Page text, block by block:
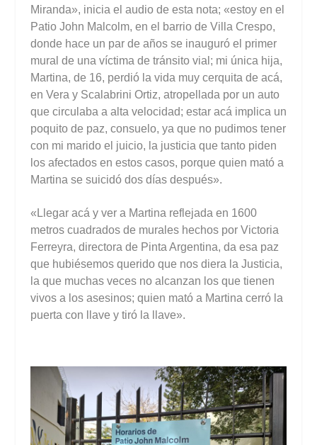
Miranda», inicia el audio de esta nota; «estoy en el
Patio John Malcolm, en el barrio de Villa Crespo,
donde hace un par de años se inauguró el primer
mural de una víctima de tránsito vial; mi única hija,
Martina, de 16, perdió la vida muy cerquita de acá,
en Vera y Scalabrini Ortiz, atropellada por un auto
que circulaba a alta velocidad; estar acá implica un
poquito de paz, consuelo, ya que no pudimos tener
con mi marido el juicio, la justicia que tanto piden
los afectados en estos casos, porque quien mató a
Martina se suicidó dos días después».
«Llegar acá y ver a Martina reflejada en 1600
metros cuadrados de murales hechos por Victoria
Ferreyra, directora de Pinta Argentina, da esa paz
que hubiésemos querido que nos diera la Justicia,
la que muchas veces no alcanzan los que tienen
vivos a los asesinos; quien mató a Martina cerró la
puerta con llave y tiró la llave».